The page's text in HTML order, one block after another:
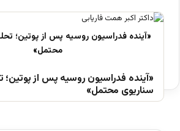
«آینده فدراسیون روسیه پس از پوتین؛
سناریوی محتمل»